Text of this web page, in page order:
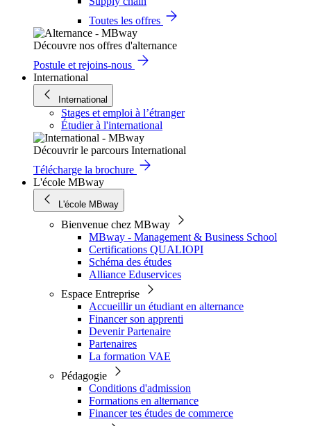
Toutes les offres
Découvre nos offres d'alternance
Postule et rejoins-nous
International
International
Stages et emploi à l’étranger
Étudier à l'international
Découvrir le parcours International
Télécharge la brochure
L'école MBway
L'école MBway
Bienvenue chez MBway
MBway - Management & Business School
Certifications QUALIOPI
Schéma des études
Alliance Eduservices
Espace Entreprise
Accueillir un étudiant en alternance
Financer son apprenti
Devenir Partenaire
Partenaires
La formation VAE
Pédagogie
Conditions d'admission
Formations en alternance
Financer tes études de commerce